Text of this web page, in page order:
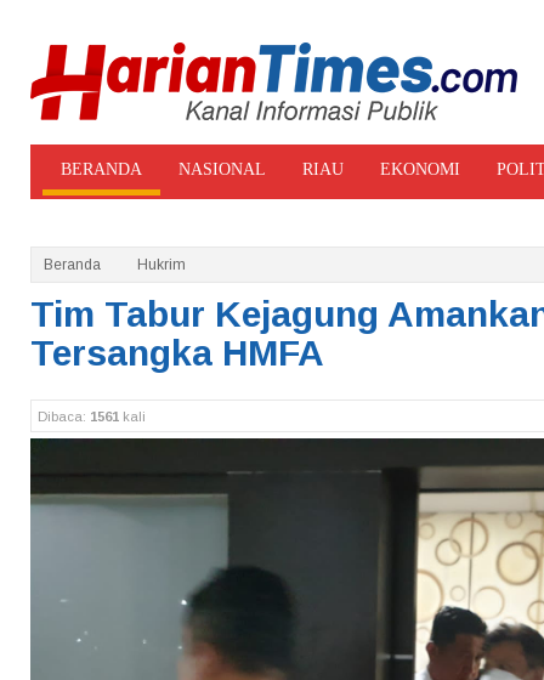
BERANDA NASIONAL RIAU EKONOMI
Beranda Hukrim
Tim Tabur Kejagung
Tersangka HMFA
Dibaca: 1561 kali